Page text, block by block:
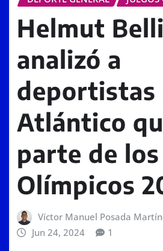
Helmut
analizó a
deportistas
Atlántico
parte de los
Olímpicos
Víctor Manuel Posada
Jun 24, 2024
1